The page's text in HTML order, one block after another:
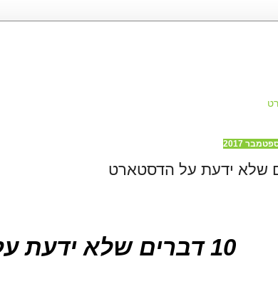
10 דברים שלא ידעת על הדסטארט